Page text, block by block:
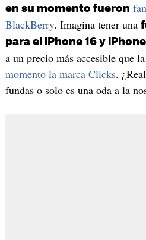
en su momento fueron
BlackBerry. Imagina tener una
para el iPhone 16 y iPhone
a un precio más accesible que la
momento la marca Clicks.
fundas o solo es una oda a la